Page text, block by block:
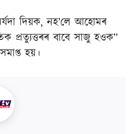
দিয়ক, নহ’লে আহোমৰ
প্ৰত্যুত্তৰৰ বাবে সাজু হওক”
হয়।